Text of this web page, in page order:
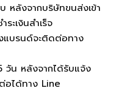
หลังจากบริษัทขนส่งเข้า
ะเงินสำเร็จ
แบรนด์จะติดต่อทาง
วัน หลังจากได้รับแจ้ง
อได้ทาง Line